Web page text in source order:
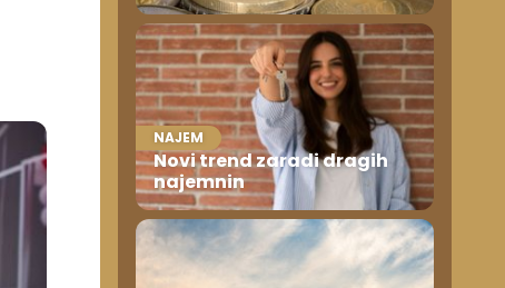
NAJEM
Novi trend zaradi dragih
najemnin